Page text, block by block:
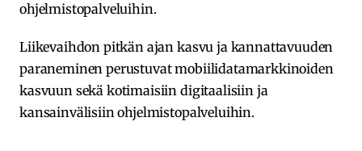
ohjelmistopalveluihin.
Liikevaihdon pitkän ajan kasvu ja kannattavuuden
paraneminen perustuvat mobiilidatamarkkinoiden
kasvuun sekä kotimaisiin digitaalisiin ja
kansainvälisiin ohjelmistopalveluihin.